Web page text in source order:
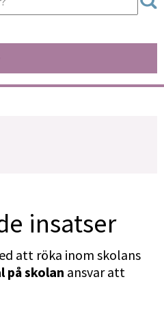
insatser
att röka inom skolans
på skolan ansvar att